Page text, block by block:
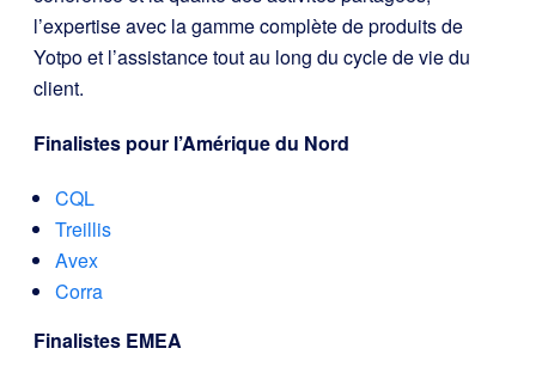
l’expertise avec la gamme complète de produits de
Yotpo et l’assistance tout au long du cycle de vie du
client.
Finalistes pour l’Amérique du Nord
CQL
Treillis
Avex
Corra
Finalistes EMEA